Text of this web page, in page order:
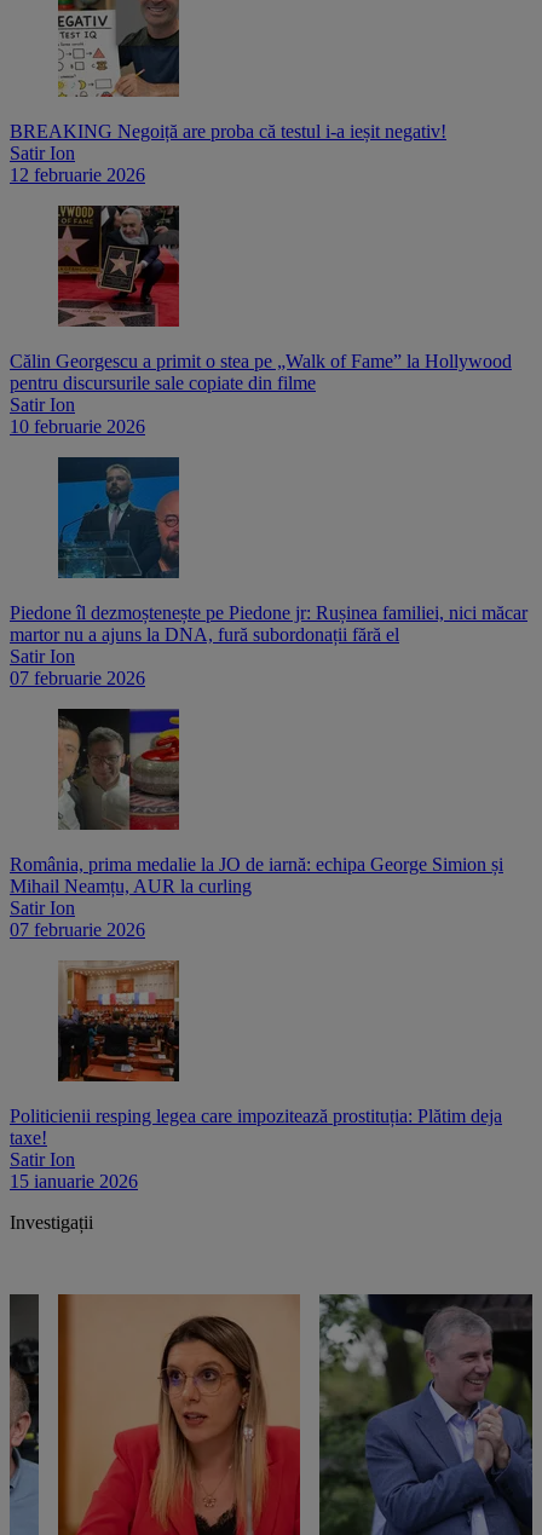
BREAKING Negoiță are proba că testul i-a ieșit negativ!
Satir Ion
12 februarie 2026
Călin Georgescu a primit o stea pe „Walk of Fame” la Hollywood
pentru discursurile sale copiate din filme
Satir Ion
10 februarie 2026
Piedone îl dezmoștenește pe Piedone jr: Rușinea familiei, nici măcar
martor nu a ajuns la DNA, fură subordonații fără el
Satir Ion
07 februarie 2026
România, prima medalie la JO de iarnă: echipa George Simion și
Mihail Neamțu, AUR la curling
Satir Ion
07 februarie 2026
Politicienii resping legea care impozitează prostituția: Plătim deja
taxe!
Satir Ion
15 ianuarie 2026
Investigații